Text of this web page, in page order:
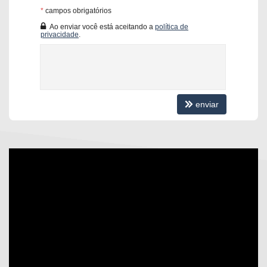
Churrasqueira
Hidromassagem
Espaço gourmet
* campos obrigatórios
Ao enviar você está aceitando a política de
privacidade
enviar